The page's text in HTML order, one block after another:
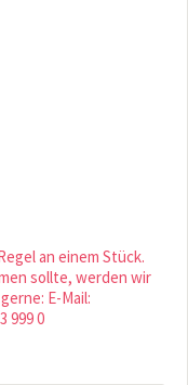
an einem Stück.
sollte, werden wir
E-Mail:
999 0